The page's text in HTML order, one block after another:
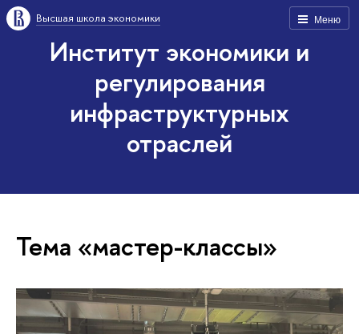
Меню
Высшая школа экономики
Институт экономики и
регулирования
инфраструктурных
отраслей
Тема «мастер-классы»